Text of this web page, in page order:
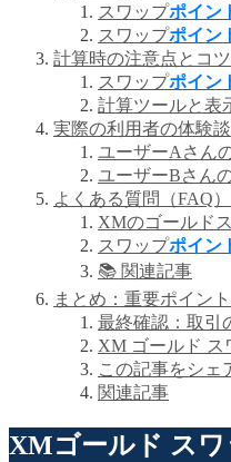
スワップポイン
スワップポイン
計算時の注意点とコツ
スワップポイン
計算ツールと表
実際の利用者の体験談
ユーザーAさん
ユーザーBさん
よくある質問（FAQ）
XMのゴールド
スワップポイン
📚 関連記事
まとめ：重要ポイン
最終確認：取引
XM ゴールド ス
この記事をシェ
関連記事
XMゴールド スワ